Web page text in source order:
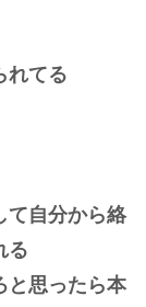
れてる
て自分から絡
る
と思ったら本